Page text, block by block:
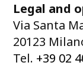
Legal and
Via Santa
20123
Tel. +39 02